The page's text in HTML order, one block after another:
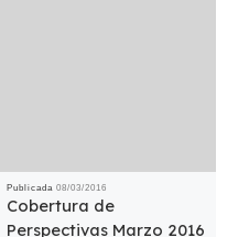
Publicada 08/03/2016
Cobertura de
Perspectivas Marzo 2016